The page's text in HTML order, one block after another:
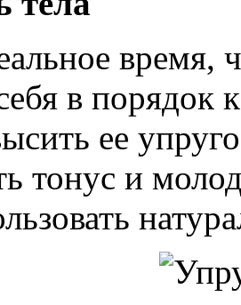
время,
в порядок
ее
тонус и